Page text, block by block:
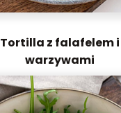
Tortilla z falafelem i
warzywami